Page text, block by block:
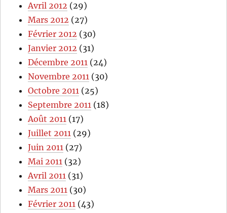
Avril 2012 (29)
Mars 2012 (27)
Février 2012 (30)
Janvier 2012 (31)
Décembre 2011 (24)
Novembre 2011 (30)
Octobre 2011 (25)
Septembre 2011 (18)
Août 2011 (17)
Juillet 2011 (29)
Juin 2011 (27)
Mai 2011 (32)
Avril 2011 (31)
Mars 2011 (30)
Février 2011 (43)